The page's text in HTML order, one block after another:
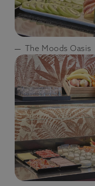
The Moods Oasis